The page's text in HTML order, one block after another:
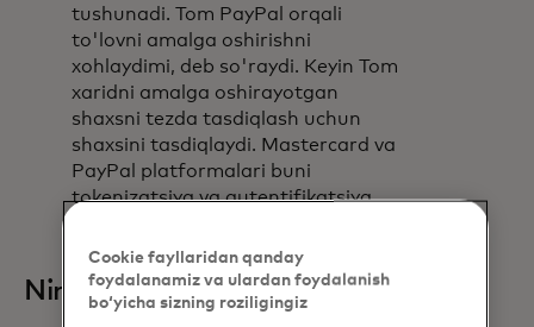
tushunadi. Tom PayPal orqali
to'lovni amalga oshirishni
xohlaydimi, deb so'raydi. Keyin Tom
xaridni amalga oshirayotgan
shaxsni tezda tasdiqlash uchun
shaxsini tasdiqlaydi. Mastercard va
PayPal platformalari buni
tokenizatsiya va autentifikatsiya
Nima uchun bu muhim:
Cookie fayllaridan qanday
foydalanamiz va ulardan foydalanish
bo‘yicha sizning roziligingiz